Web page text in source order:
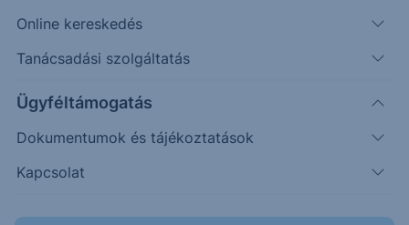
Online kereskedés
Tanácsadási szolgáltatás
Ügyféltámogatás
Dokumentumok és tájékoztatások
Kapcsolat
Az emelkedéssel új történelmi csúcsra futott a
felső vonalát, amelyről lefordult.